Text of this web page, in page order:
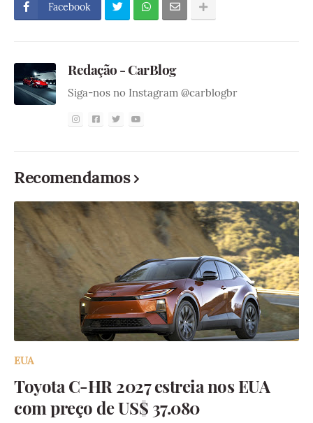
Facebook
Redação - CarBlog
Siga-nos no Instagram @carblogbr
Recomendamos
EUA
Toyota C-HR 2027 estreia nos EUA
com preço de US$ 37.080